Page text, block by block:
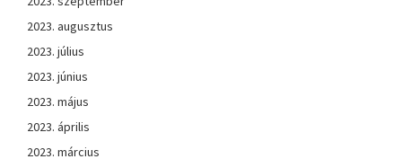
2023. augusztus
2023. július
2023. június
2023. május
2023. április
2023. március